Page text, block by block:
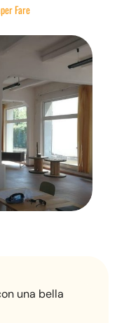
Fare
una bella